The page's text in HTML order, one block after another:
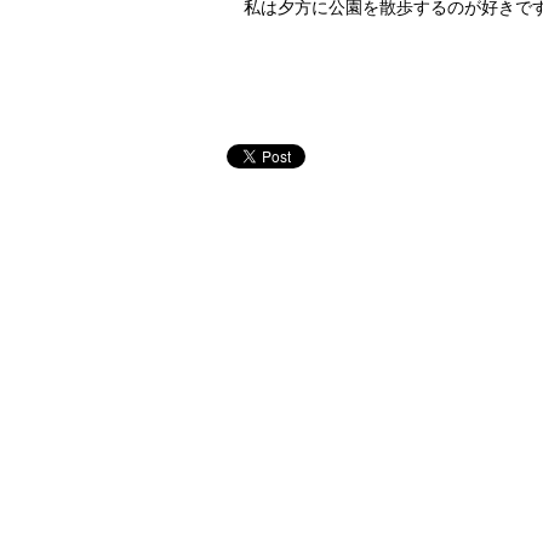
私は夕方に公園を散歩するのが好きで